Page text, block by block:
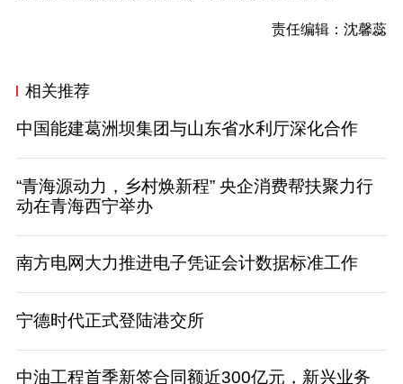
责任编辑：沈馨蕊
相关推荐
中国能建葛洲坝集团与山东省水利厅深化合作
“青海源动力，乡村焕新程” 央企消费帮扶聚力行
动在青海西宁举办
南方电网大力推进电子凭证会计数据标准工作
宁德时代正式登陆港交所
中油工程首季新签合同额近300亿元，新兴业务